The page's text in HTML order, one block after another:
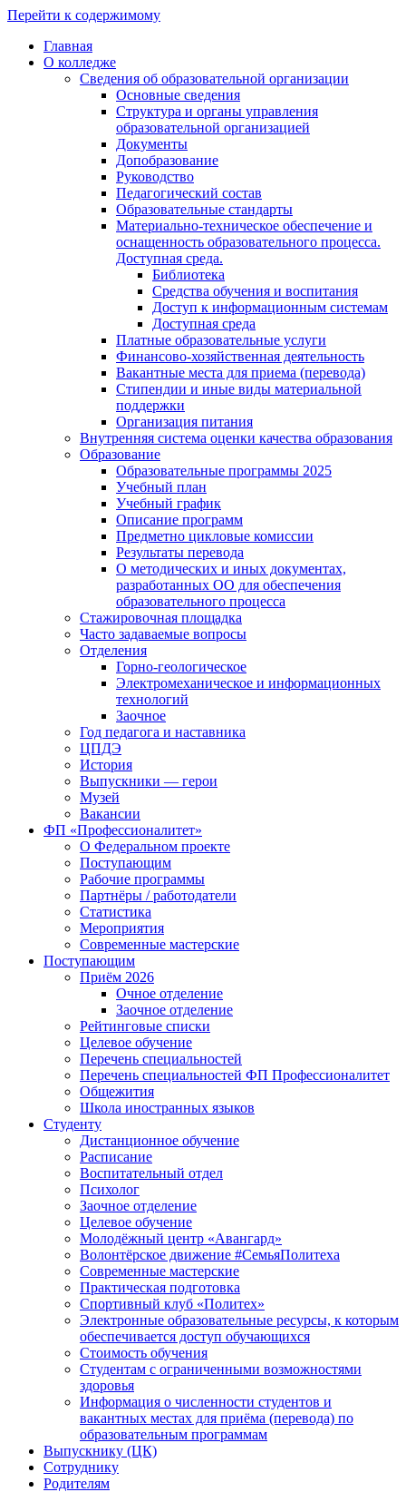
Перейти к содержимому
Главная
О колледже
Сведения об образовательной организации
Основные сведения
Структура и органы управления
образовательной организацией
Документы
Допобразование
Руководство
Педагогический состав
Образовательные стандарты
Материально-техническое обеспечение и
оснащенность образовательного процесса.
Доступная среда.
Библиотека
Средства обучения и воспитания
Доступ к информационным системам
Доступная среда
Платные образовательные услуги
Финансово-хозяйственная деятельность
Вакантные места для приема (перевода)
Стипендии и иные виды материальной
поддержки
Организация питания
Внутренняя система оценки качества образования
Образование
Образовательные программы 2025
Учебный план
Учебный график
Описание программ
Предметно цикловые комиссии
Результаты перевода
О методических и иных документах,
разработанных ОО для обеспечения
образовательного процесса
Стажировочная площадка
Часто задаваемые вопросы
Отделения
Горно-геологическое
Электромеханическое и информационных
технологий
Заочное
Год педагога и наставника
ЦПДЭ
История
Выпускники — герои
Музей
Вакансии
ФП «Профессионалитет»
О Федеральном проекте
Поступающим
Рабочие программы
Партнёры / работодатели
Статистика
Мероприятия
Современные мастерские
Поступающим
Приём 2026
Очное отделение
Заочное отделение
Рейтинговые списки
Целевое обучение
Перечень специальностей
Перечень специальностей ФП Профессионалитет
Общежития
Школа иностранных языков
Студенту
Дистанционное обучение
Расписание
Воспитательный отдел
Психолог
Заочное отделение
Целевое обучение
Молодёжный центр «Авангард»
Волонтёрское движение #СемьяПолитеха
Современные мастерские
Практическая подготовка
Спортивный клуб «Политех»
Электронные образовательные ресурсы, к которым
обеспечивается доступ обучающихся
Стоимость обучения
Студентам с ограниченными возможностями
здоровья
Информация о численности студентов и
вакантных местах для приёма (перевода) по
образовательным программам
Выпускнику (ЦК)
Сотруднику
Родителям